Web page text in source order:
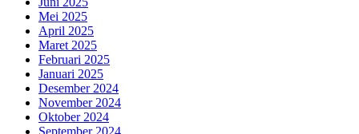
Mei 2025
April 2025
Maret 2025
Februari 2025
Januari 2025
Desember 2024
November 2024
Oktober 2024